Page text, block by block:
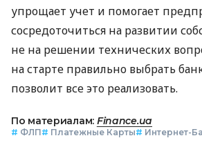
упрощает учет и помогает
сосредоточиться на развитии
не на решении технических
на старте правильно выбрать
позволит все это реализовать.
По материалам: Finance.ua
# ФЛП# Платежные Карты# Интернет-